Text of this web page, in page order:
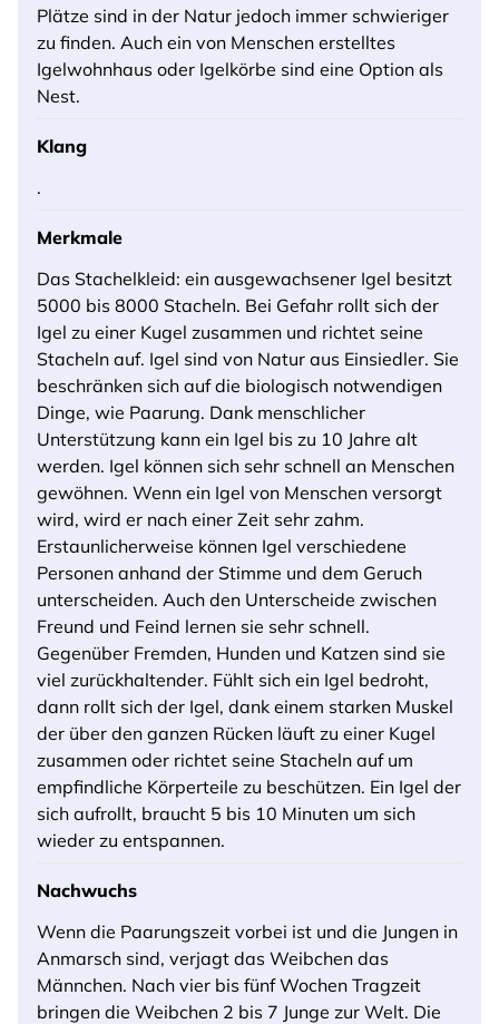
Plätze sind in der Natur jedoch immer schwieriger
zu finden. Auch ein von Menschen erstelltes
Igelwohnhaus oder Igelkörbe sind eine Option als
Nest.
Klang
.
Merkmale
Das Stachelkleid: ein ausgewachsener Igel besitzt
5000 bis 8000 Stacheln. Bei Gefahr rollt sich der
Igel zu einer Kugel zusammen und richtet seine
Stacheln auf. Igel sind von Natur aus Einsiedler. Sie
beschränken sich auf die biologisch notwendigen
Dinge, wie Paarung. Dank menschlicher
Unterstützung kann ein Igel bis zu 10 Jahre alt
werden. Igel können sich sehr schnell an Menschen
gewöhnen. Wenn ein Igel von Menschen versorgt
wird, wird er nach einer Zeit sehr zahm.
Erstaunlicherweise können Igel verschiedene
Personen anhand der Stimme und dem Geruch
unterscheiden. Auch den Unterscheide zwischen
Freund und Feind lernen sie sehr schnell.
Gegenüber Fremden, Hunden und Katzen sind sie
viel zurückhaltender. Fühlt sich ein Igel bedroht,
dann rollt sich der Igel, dank einem starken Muskel
der über den ganzen Rücken läuft zu einer Kugel
zusammen oder richtet seine Stacheln auf um
empfindliche Körperteile zu beschützen. Ein Igel der
sich aufrollt, braucht 5 bis 10 Minuten um sich
wieder zu entspannen.
Nachwuchs
Wenn die Paarungszeit vorbei ist und die Jungen in
Anmarsch sind, verjagt das Weibchen das
Männchen. Nach vier bis fünf Wochen Tragzeit
bringen die Weibchen 2 bis 7 Junge zur Welt. Die